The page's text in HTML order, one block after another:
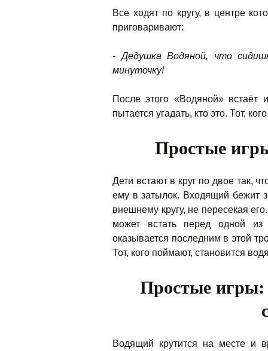
Все ходят по кругу, в центре
приговаривают:
- Дедушка Водяной, что
минуточку!
После этого «Водяной»
пытается угадать, кто это. Тот,
Простые
Дети встают в круг по двое так,
ему в затылок. Входящий бежит
внешнему кругу, не пересекая
может встать перед одной из
оказывается последним в этой
Тот, кого поймают, становится
Простые
Водящий крутится на месте и